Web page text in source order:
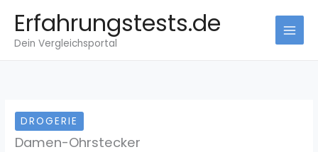
Inhalt
springen
Erfahrungstests.de
Dein Vergleichsportal
DROGERIE
Damen-Ohrstecker